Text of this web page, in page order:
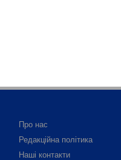
Про нас
Редакційна політика
Наші контакти